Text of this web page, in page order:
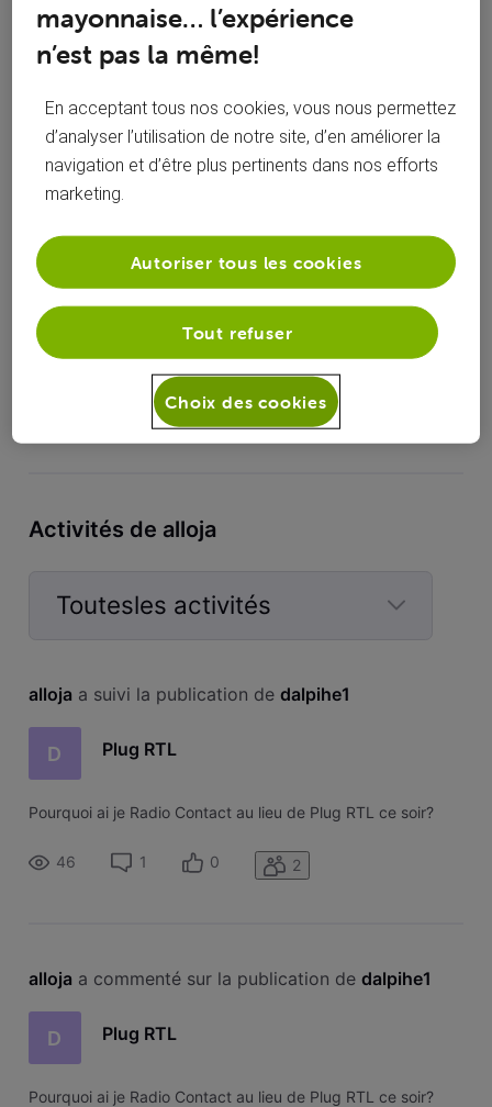
7 suivent Tout afficher
urbainarthur Antoine L
Cedric
Activités de alloja
Toutesles activités
Toutesles
activités
alloja a suivi la publication de dalpihe1
D Plug RTL
Pourquoi ai je Radio Contact au lieu de Plug RTL ce soir?
46 1 0 2
alloja a commenté sur la publication de dalpihe1
D Plug RTL
Pourquoi ai je Radio Contact au lieu de Plug RTL ce soir?
mayonnaise… l’expérience
n’est pas la même!
En acceptant tous nos cookies, vous nous permettez
d’analyser l’utilisation de notre site, d’en améliorer la
navigation et d’être plus pertinents dans nos efforts
marketing.
Tout refuser
Autoriser tous les cookies
Choix des cookies